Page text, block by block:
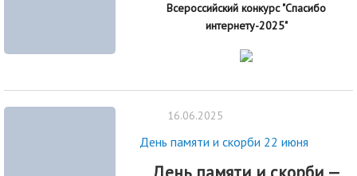
Всероссийский конкурс "Спасибо
интернету-2025"
16.06.2025
День памяти и скорби 22 июня